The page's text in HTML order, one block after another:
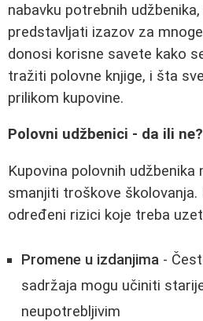
nabavku potrebnih
predstavljati izazov za
donosi korisne savete kako
tražiti polovne knjige, i šta
prilikom kupovine.
Polovni udžbenici - da ili ne?
Kupovina polovnih udžbenika
smanjiti troškove
određeni rizici koje treba
Promene u izdanjima -
sadržaja mogu učiniti
neupotrebljivim